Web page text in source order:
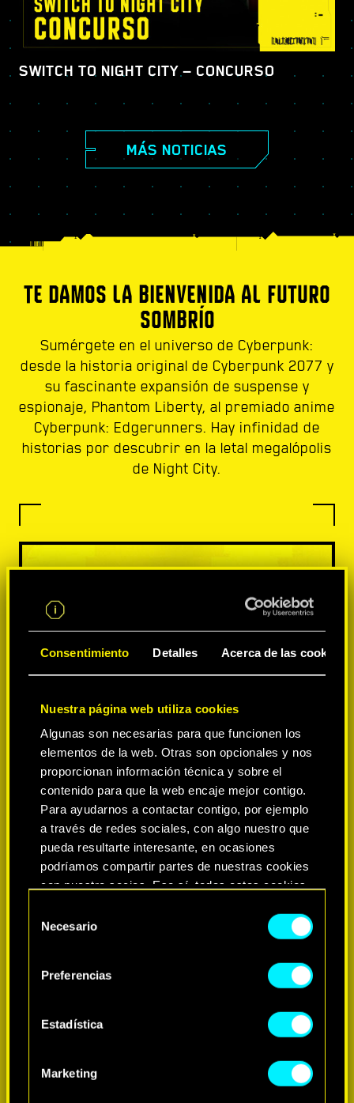
Consentimiento Detalles Acerca de las cookies
Nuestra página web utiliza cookies
Algunas son necesarias para que funcionen los
elementos de la web. Otras son opcionales y nos
proporcionan información técnica y sobre el
contenido para que la web encaje mejor contigo.
Para ayudarnos a contactar contigo, por ejemplo
a través de redes sociales, con algo nuestro que
pueda resultarte interesante, en ocasiones
podríamos compartir partes de nuestras cookies
con nuestro socios. Eso sí, todas estas cookies
Encontrarás todos los detalles sobre nuestro uso
preferencias al respecto en el menú «Ajustes» de
Necesario
Preferencias
Estadística
Marketing
SWITCH TO NIGHT CITY — CONCURSO
MÁS NOTICIAS
TE DAMOS LA BIENVENIDA AL FUTURO
SOMBRÍO
Sumérgete en el universo de Cyberpunk:
desde la historia original de Cyberpunk 2077 y
su fascinante expansión de suspense y
espionaje, Phantom Liberty, al premiado anime
Cyberpunk: Edgerunners. Hay infinidad de
historias por descubrir en la letal megalópolis
de Night City.